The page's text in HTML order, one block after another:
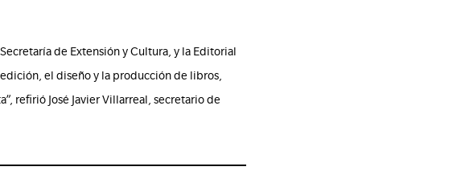
de Extensión y Cultura, y la Editorial
el diseño y la producción de libros,
refirió José Javier Villarreal, secretario de